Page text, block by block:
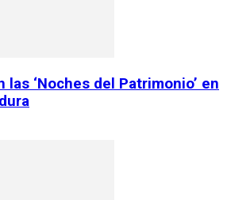
las ‘Noches del Patrimonio’ en